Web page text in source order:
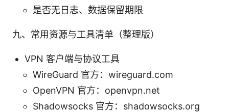
是否无日志、数据保留期限
九、常用资源与工具清单（整理版）
VPN 客户端与协议工具
WireGuard 官方：wireguard.com
OpenVPN 官方：openvpn.net
Shadowsocks 官方：shadowsocks.org